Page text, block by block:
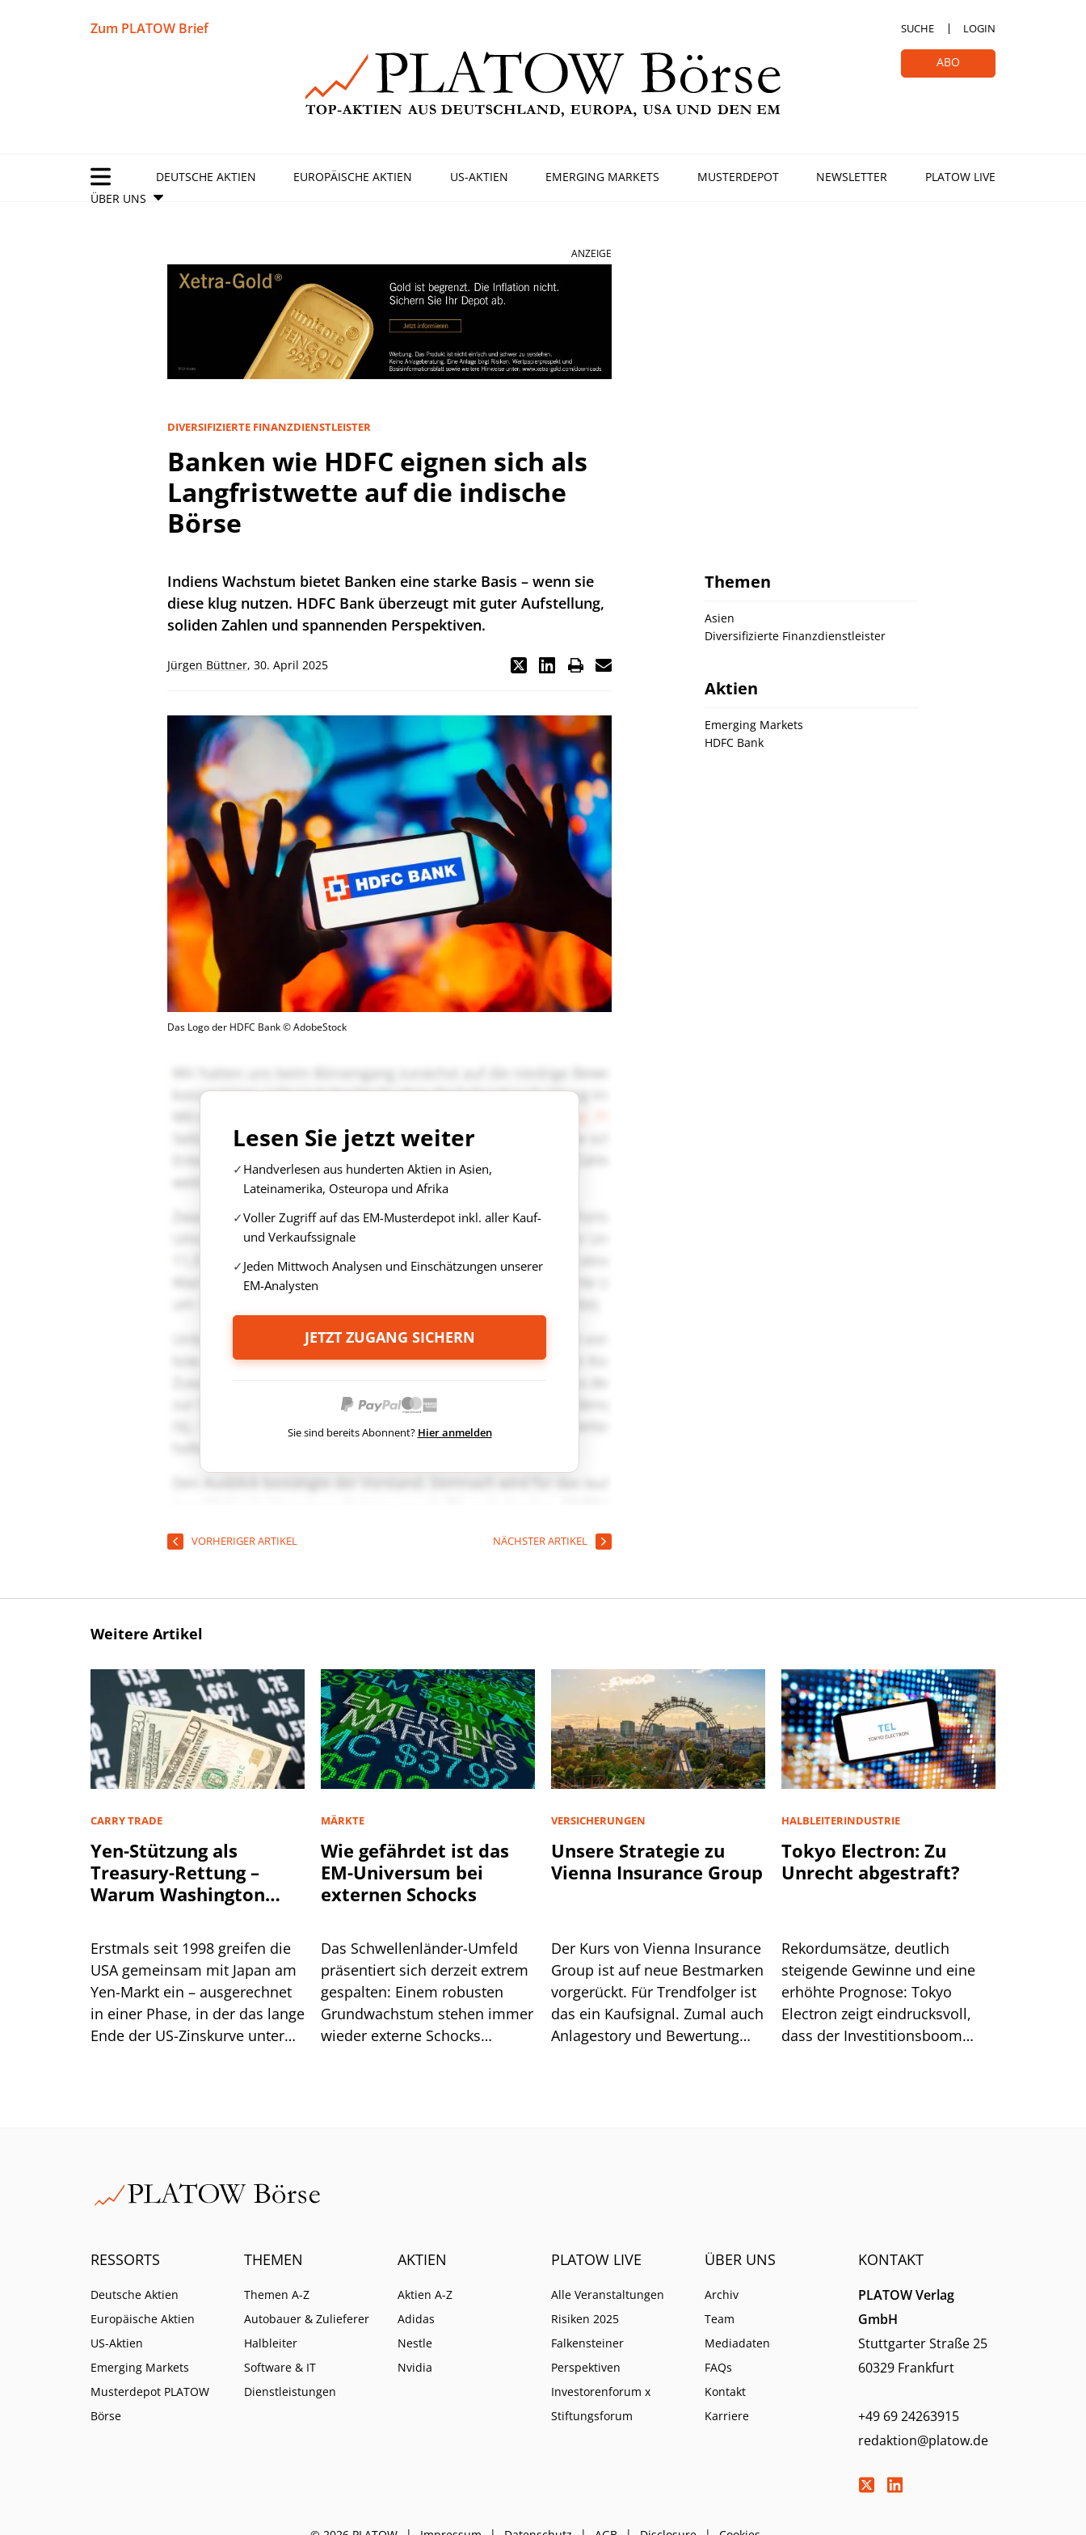
Zum PLATOW Brief SUCHE LOGIN
ABO
DEUTSCHE AKTIEN EUROPÄISCHE AKTIEN US-AKTIEN EMERGING MARKETS MUSTERDEPOT NEWSLETTER
PLATOW LIVE
ÜBER UNS
ANZEIGE
DIVERSIFIZIERTE FINANZDIENSTLEISTER
Banken wie HDFC eignen sich als
Langfristwette auf die indische
Börse
Indiens Wachstum bietet Banken eine starke Basis – wenn sie
diese klug nutzen. HDFC Bank überzeugt mit guter Aufstellung,
soliden Zahlen und spannenden Perspektiven.
Jürgen Büttner, 30. April 2025
Das Logo der HDFC Bank © AdobeStock
Lesen Sie jetzt weiter
Handverlesen aus hunderten Aktien in Asien,
Lateinamerika, Osteuropa und Afrika
Voller Zugriff auf das EM-Musterdepot inkl. aller Kauf-
und Verkaufssignale
Jeden Mittwoch Analysen und Einschätzungen unserer
EM-Analysten
JETZT ZUGANG SICHERN
Sie sind bereits Abonnent? Hier anmelden
VORHERIGER ARTIKEL NÄCHSTER ARTIKEL
Themen
Asien
Diversifizierte Finanzdienstleister
Aktien
Emerging Markets
HDFC Bank
Weitere Artikel
CARRY TRADE
Yen-Stützung als
Treasury-Rettung –
Warum Washington
will
Erstmals seit 1998 greifen die
USA gemeinsam mit Japan am
Yen-Markt ein – ausgerechnet
in einer Phase, in der das lange
Ende der US-Zinskurve unter
MÄRKTE
Wie gefährdet ist das
EM-Universum bei
externen Schocks
Das Schwellenländer-Umfeld
präsentiert sich derzeit extrem
gespalten: Einem robusten
Grundwachstum stehen immer
wieder externe Schocks
VERSICHERUNGEN
Unsere Strategie zu
Vienna Insurance Group
Der Kurs von Vienna Insurance
Group ist auf neue Bestmarken
vorgerückt. Für Trendfolger ist
das ein Kaufsignal. Zumal auch
Anlagestory und Bewertung
HALBLEITERINDUSTRIE
Tokyo Electron: Zu
Unrecht abgestraft?
Rekordumsätze, deutlich
steigende Gewinne und eine
erhöhte Prognose: Tokyo
Electron zeigt eindrucksvoll,
dass der Investitionsboom
RESSORTS
Deutsche Aktien
Europäische Aktien
US-Aktien
Emerging Markets
Musterdepot PLATOW
Börse
THEMEN
Themen A-Z
Autobauer & Zulieferer
Halbleiter
Software & IT
Dienstleistungen
AKTIEN
Aktien A-Z
Adidas
Nestle
Nvidia
PLATOW LIVE
Alle Veranstaltungen
Risiken 2025
Falkensteiner
Perspektiven
Investorenforum x
Stiftungsforum
ÜBER UNS
Archiv
Team
Mediadaten
FAQs
Kontakt
Karriere
KONTAKT
PLATOW Verlag
GmbH
Stuttgarter Straße 25
60329 Frankfurt
+49 69 24263915
redaktion@platow.de